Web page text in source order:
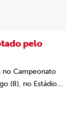
pelo
no Campeonato
(8), no Estádio...